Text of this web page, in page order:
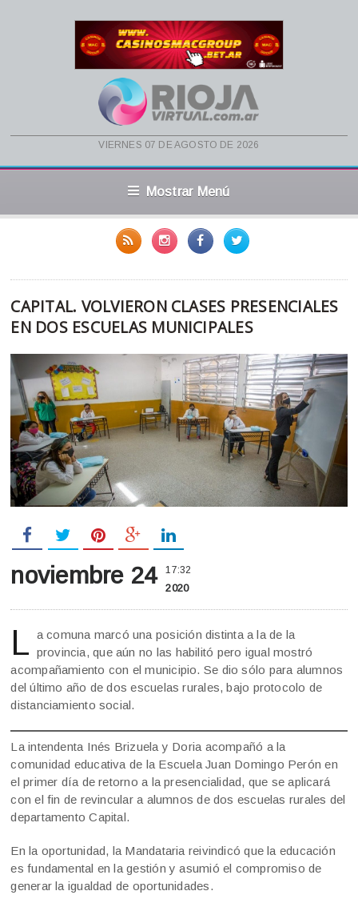
viernes 07 de agosto de 2026
Mostrar Menú
CAPITAL. VOLVIERON CLASES PRESENCIALES
EN DOS ESCUELAS MUNICIPALES
noviembre 24 17:32
2020
L a comuna marcó una posición distinta a la de la
provincia, que aún no las habilitó pero igual mostró
acompañamiento con el municipio. Se dio sólo para alumnos
del último año de dos escuelas rurales, bajo protocolo de
distanciamiento social.
La intendenta Inés Brizuela y Doria acompañó a la
comunidad educativa de la Escuela Juan Domingo Perón en
el primer día de retorno a la presencialidad, que se aplicará
con el fin de revincular a alumnos de dos escuelas rurales del
departamento Capital.
En la oportunidad, la Mandataria reivindicó que la educación
es fundamental en la gestión y asumió el compromiso de
generar la igualdad de oportunidades.